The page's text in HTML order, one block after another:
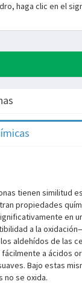
haga clic en el
tienen similitud
propiedades
en
a la
aldehídos de las
a ácidos
Bajo estas
no se oxida.